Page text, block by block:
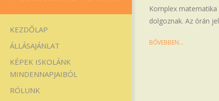
Gyöngyösi
Arany
János
Általános
Iskola
Primary
Navigation
Menu
KEZDŐLAP
ÁLLÁSAJÁNLAT
KÉPEK ISKOLÁNK
MINDENNAPJAIBÓL
RÓLUNK
Komplex
dolgoznak. Az órán
BŐVEBBEN…